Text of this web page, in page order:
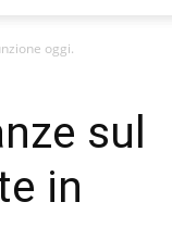
oggi.
sul
in